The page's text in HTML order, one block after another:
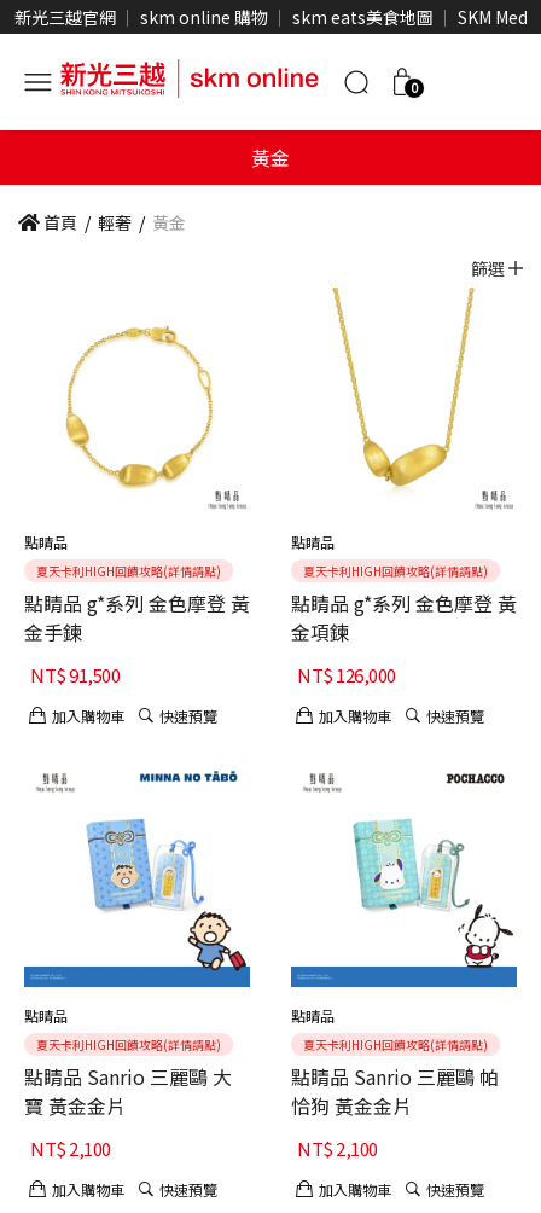
新光三越官網 skm online 購物 skm eats美食地圖 SKM Media
0
黃金
首頁 / 輕奢 / 黃金
篩選
點睛品
夏天卡利HIGH回饋攻略(詳情請點)
點睛品 g*系列 金色摩登 黃
金手鍊
NT$91,500
加入購物車 快速預覽
點睛品
夏天卡利HIGH回饋攻略(詳情請點)
點睛品 g*系列 金色摩登 黃
金項鍊
NT$126,000
加入購物車 快速預覽
點睛品
夏天卡利HIGH回饋攻略(詳情請點)
點睛品 Sanrio 三麗鷗 大
寶 黃金金片
NT$2,100
加入購物車 快速預覽
點睛品
夏天卡利HIGH回饋攻略(詳情請點)
點睛品 Sanrio 三麗鷗 帕
恰狗 黃金金片
NT$2,100
加入購物車 快速預覽